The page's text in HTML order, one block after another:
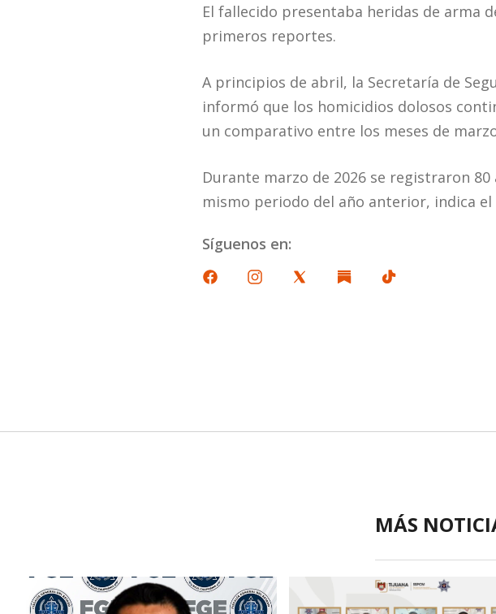
El fallecido presentaba heridas de arma
primeros reportes.
A principios de abril, la Secretaría de
informó que los homicidios dolosos
un comparativo entre los meses de
Durante marzo de 2026 se registraron
mismo periodo del año anterior, indica el
Síguenos en:
MÁS